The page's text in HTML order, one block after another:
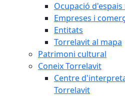
Ocupació
Empreses i
Entitats
Torrelavit al mapa
Patrimoni cultural
Coneix Torrelavit
Centre
Torrelavit